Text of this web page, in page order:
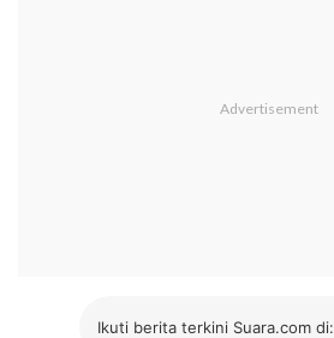
Ikuti berita terkini Suara.com di: